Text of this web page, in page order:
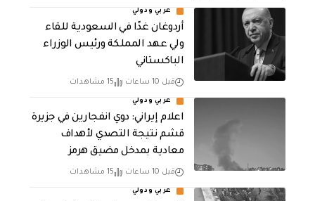
عربي ودولي
أردوغان غدًا في السعودية للقاء
ولي عهد المملكة ورئيس الوزراء
الباكستاني
قبل 10 ساعات 15 مشاهدات
عربي ودولي
اعلام إيراني: دوي انفجارين في جزيرة
قشم نتيجة التصدي لأهداف
معادية بمدخل مضيق هرمز
قبل 10 ساعات 15 مشاهدات
عربي ودولي